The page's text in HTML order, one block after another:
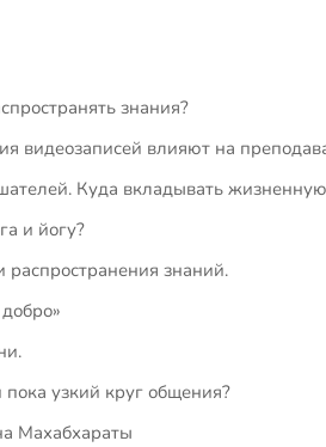
знания?
видеозаписей влияют на
Куда вкладывать
и йогу?
знаний.
пока узкий круг общения?
Махабхараты